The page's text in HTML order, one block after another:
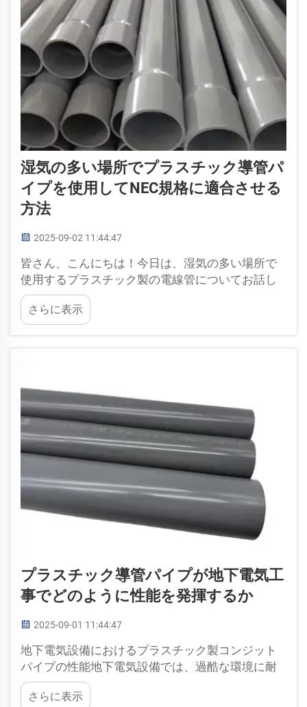
湿気の多い場所でプラスチック導管パ
イプを使用してNEC規格に適合させる
方法
2025-09-02 11:44:47
皆さん、こんにちは！今日は、湿気の多い場所で
使用するプラスチック製の電線管についてお話し
ます。ルールを守ることは、安全と安心を保つた
めに重要です。ルールの意味を理解し、プラスチ
ック製の電線管を使用してNEC規格を満たす方法
さらに表示
プラスチック導管パイプが地下電気工
事でどのように性能を発揮するか
2025-09-01 11:44:47
地下電気設備におけるプラスチック製コンジット
パイプの性能地下電気設備では、過酷な環境に耐
え、長期的な性能を発揮できる材料を使用するこ
とが不可欠です。プラスチック製コンジットパイ
さらに表示